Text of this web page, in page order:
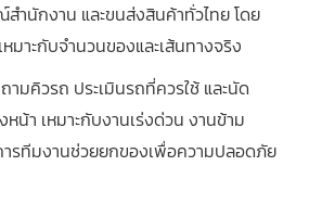
ำนักงาน และขนส่งสินค้าทั่วไทย โดย
มาะกับจำนวนของและเส้นทางจริง
มคิวรถ ประเมินรถที่ควรใช้ และนัด
หน้า เหมาะกับงานเร่งด่วน งานข้าม
รทีมงานช่วยยกของเพื่อความปลอดภัย